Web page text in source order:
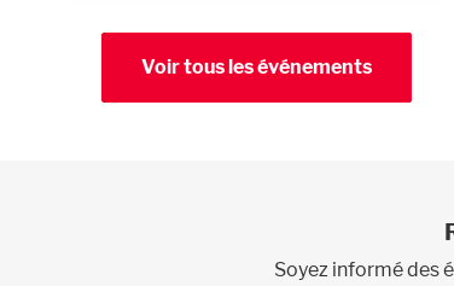
Voir tous les événements
Soyez informé des